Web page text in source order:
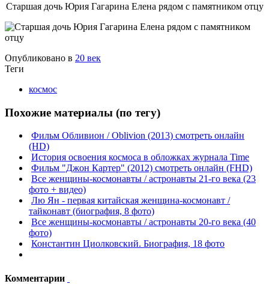
Старшая дочь Юрия Гагарина Елена рядом с памятником отцу
Опубликовано в 20 век
Теги
космос
Похожие материалы (по тегу)
Фильм Обливион / Oblivion (2013) смотреть онлайн
(HD)
История освоения космоса в обложках журнала Time
Фильм "Джон Картер" (2012) смотреть онлайн (FHD)
Все женщины-космонавты / астронавты 21-го века (23
фото + видео)
Лю Ян - первая китайская женщина-космонавт /
тайконавт (биография, 8 фото)
Все женщины-космонавты / астронавты 20-го века (40
фото)
Константин Циолковский. Биография, 18 фото
Комментарии